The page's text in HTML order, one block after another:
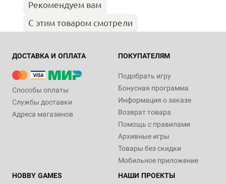
Рекомендуем вам
С этим товаром смотрели
ДОСТАВКА И ОПЛАТА
Способы оплаты
Службы доставки
Адреса магазинов
ПОКУПАТЕЛЯМ
Подобрать игру
Бонусная программа
Информация о заказе
Возврат товара
Помощь с правилами
Архивные игры
Товары без скидки
Мобильное приложение
HOBBY GAMES
НАШИ ПРОЕКТЫ